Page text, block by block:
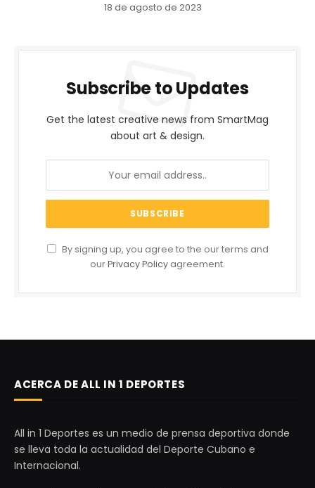
18 de agosto de 2023
Subscribe to Updates
Get the latest creative news from SmartMag
about art & design.
By signing up, you agree to the our terms and
ourPrivacy Policy agreement.
ACERCA DE ALL IN 1 DEPORTES
All in 1 Deportes es un medio de prensa deportiva donde
se lleva toda la actualidad del Deporte Cubano e
Internacional.